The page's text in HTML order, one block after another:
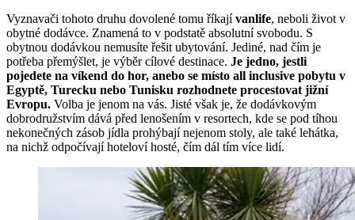
Vyznavači tohoto druhu dovolené tomu říkajívanlife, neboli život v
obytné dodávce. Znamená to v podstatě absolutní svobodu. S
obytnou dodávkou nemusíte řešit ubytování. Jediné, nad čím je
potřeba přemýšlet, je výběr cílové destinace. Je jedno, jestli
pojedete na víkend do hor, anebo se místo all inclusive pobytu v
Egyptě, Turecku nebo Tunisku rozhodnete procestovat jižní
Evropu. Volba je jenom na vás. Jisté však je, že dodávkovým
dobrodružstvím dává před lenošením v resortech, kde se pod tíhou
nekonečných zásob jídla prohýbají nejenom stoly, ale také lehátka,
na nichž odpočívají hoteloví hosté, čím dál tím více lidí.